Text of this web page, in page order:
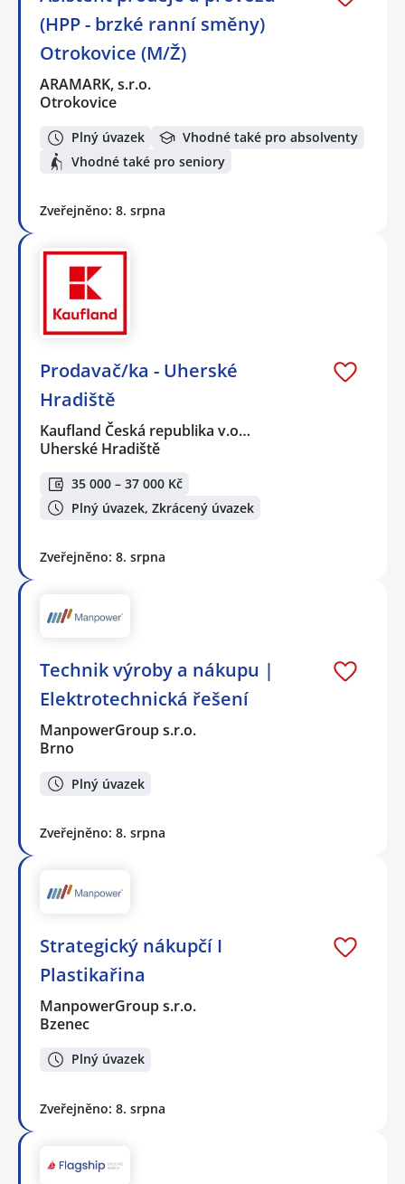
(HPP - brzké ranní směny)
Otrokovice (M/Ž)
ARAMARK, s.r.o.
Otrokovice
Plný úvazek
Vhodné také pro absolventy
Vhodné také pro seniory
Zveřejněno: 8. srpna
Prodavač/ka - Uherské
Hradiště
Kaufland Česká republika v.o…
Uherské Hradiště
35 000 – 37 000 Kč
Plný úvazek, Zkrácený úvazek
Zveřejněno: 8. srpna
Technik výroby a nákupu |
Elektrotechnická řešení
ManpowerGroup s.r.o.
Brno
Plný úvazek
Zveřejněno: 8. srpna
Strategický nákupčí I
Plastikařina
ManpowerGroup s.r.o.
Bzenec
Plný úvazek
Zveřejněno: 8. srpna